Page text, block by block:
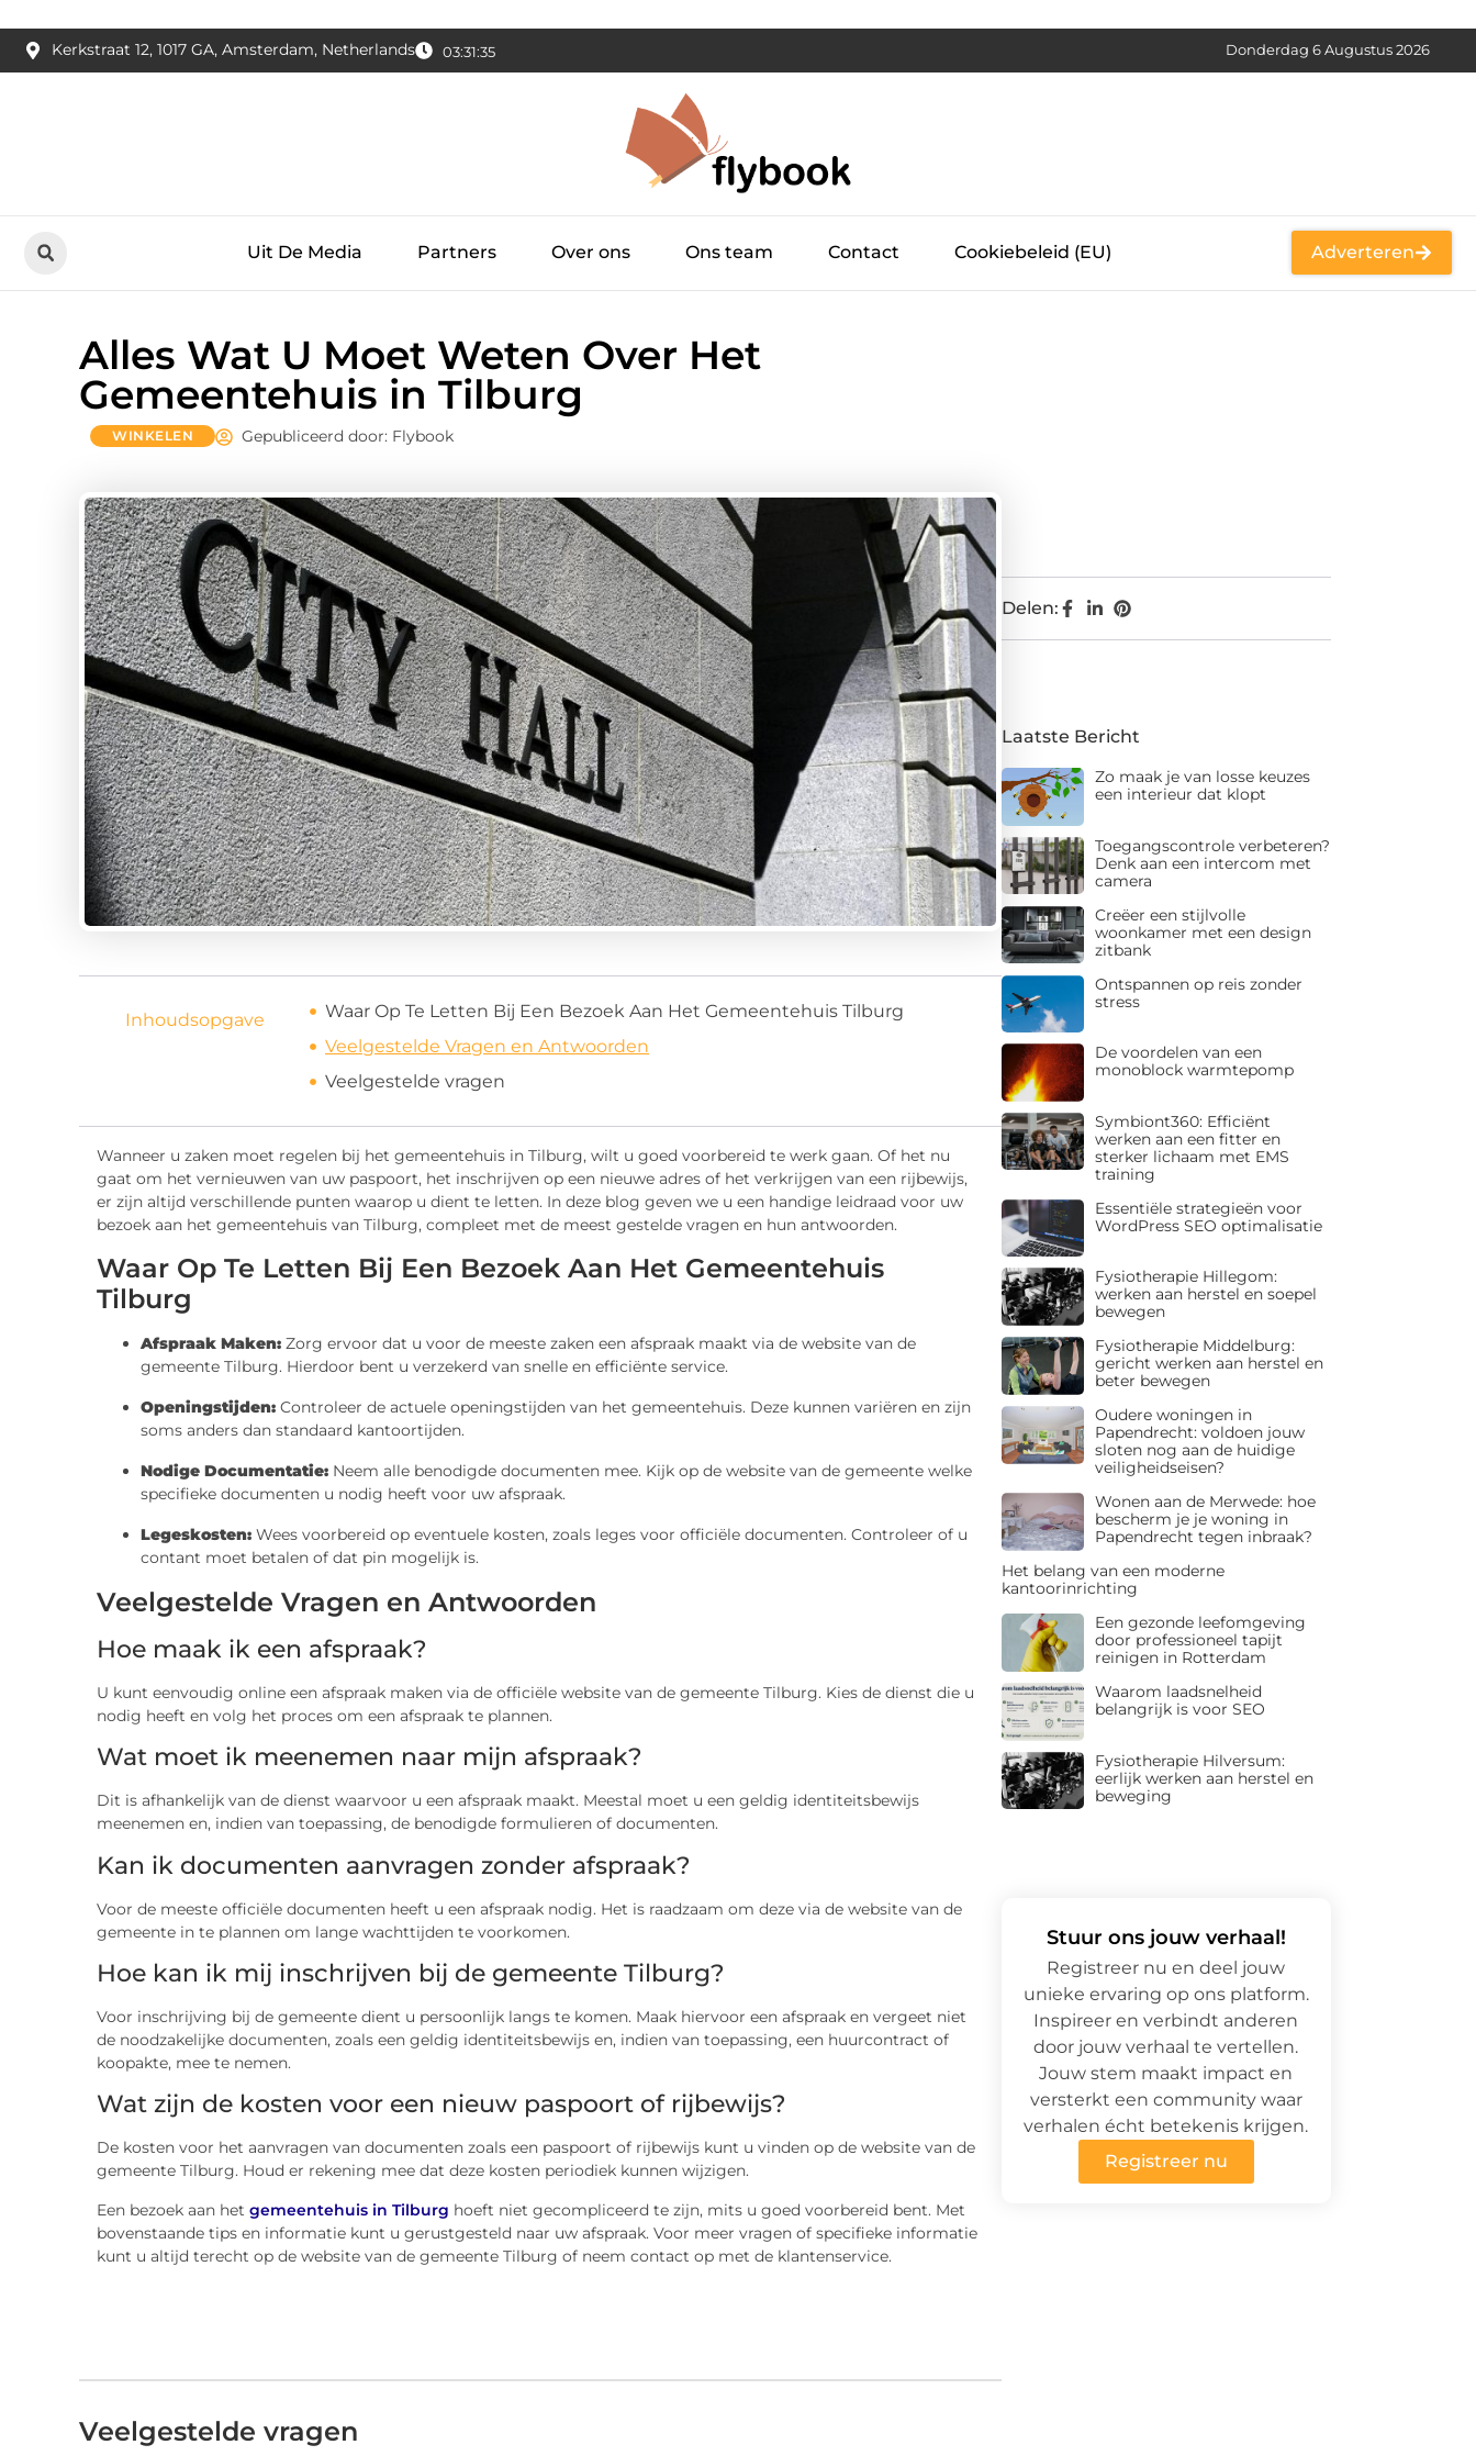
Alles Wat U Moet Weten Over Het
Gemeentehuis in Tilburg
WINKELEN Gepubliceerd door: Flybook
Inhoudsopgave
Waar Op Te Letten Bij Een Bezoek Aan Het Gemeentehuis Tilburg
Veelgestelde Vragen en Antwoorden
Veelgestelde vragen
Wanneer u zaken moet regelen bij het gemeentehuis in Tilburg, wilt u goed voorbereid te werk gaan. Of het nu
gaat om het vernieuwen van uw paspoort, het inschrijven op een nieuwe adres of het verkrijgen van een rijbewijs,
er zijn altijd verschillende punten waarop u dient te letten. In deze blog geven we u een handige leidraad voor uw
bezoek aan het gemeentehuis van Tilburg, compleet met de meest gestelde vragen en hun antwoorden.
Waar Op Te Letten Bij Een Bezoek Aan Het Gemeentehuis
Tilburg
Afspraak Maken: Zorg ervoor dat u voor de meeste zaken een afspraak maakt via de website van de
gemeente Tilburg. Hierdoor bent u verzekerd van snelle en efficiënte service.
Openingstijden: Controleer de actuele openingstijden van het gemeentehuis. Deze kunnen variëren en zijn
soms anders dan standaard kantoortijden.
Nodige Documentatie: Neem alle benodigde documenten mee. Kijk op de website van de gemeente welke
specifieke documenten u nodig heeft voor uw afspraak.
Legeskosten: Wees voorbereid op eventuele kosten, zoals leges voor officiële documenten. Controleer of u
contant moet betalen of dat pin mogelijk is.
Veelgestelde Vragen en Antwoorden
Hoe maak ik een afspraak?
U kunt eenvoudig online een afspraak maken via de officiële website van de gemeente Tilburg. Kies de dienst die u
nodig heeft en volg het proces om een afspraak te plannen.
Wat moet ik meenemen naar mijn afspraak?
Dit is afhankelijk van de dienst waarvoor u een afspraak maakt. Meestal moet u een geldig identiteitsbewijs
meenemen en, indien van toepassing, de benodigde formulieren of documenten.
Kan ik documenten aanvragen zonder afspraak?
Voor de meeste officiële documenten heeft u een afspraak nodig. Het is raadzaam om deze via de website van de
gemeente in te plannen om lange wachttijden te voorkomen.
Hoe kan ik mij inschrijven bij de gemeente Tilburg?
Voor inschrijving bij de gemeente dient u persoonlijk langs te komen. Maak hiervoor een afspraak en vergeet niet
de noodzakelijke documenten, zoals een geldig identiteitsbewijs en, indien van toepassing, een huurcontract of
koopakte, mee te nemen.
Wat zijn de kosten voor een nieuw paspoort of rijbewijs?
De kosten voor het aanvragen van documenten zoals een paspoort of rijbewijs kunt u vinden op de website van de
gemeente Tilburg. Houd er rekening mee dat deze kosten periodiek kunnen wijzigen.
Een bezoek aan het gemeentehuis in Tilburg hoeft niet gecompliceerd te zijn, mits u goed voorbereid bent. Met
bovenstaande tips en informatie kunt u gerustgesteld naar uw afspraak. Voor meer vragen of specifieke informatie
kunt u altijd terecht op de website van de gemeente Tilburg of neem contact op met de klantenservice.
Veelgestelde vragen
Delen:
Laatste Bericht
Zo maak je van losse keuzes
een interieur dat klopt
Toegangscontrole verbeteren?
Denk aan een intercom met
camera
Creëer een stijlvolle
woonkamer met een design
zitbank
Ontspannen op reis zonder
stress
De voordelen van een
monoblock warmtepomp
Symbiont360: Efficiënt
werken aan een fitter en
sterker lichaam met EMS
training
Essentiële strategieën voor
WordPress SEO optimalisatie
Fysiotherapie Hillegom:
werken aan herstel en soepel
bewegen
Fysiotherapie Middelburg:
gericht werken aan herstel en
beter bewegen
Oudere woningen in
Papendrecht: voldoen jouw
sloten nog aan de huidige
veiligheidseisen?
Wonen aan de Merwede: hoe
bescherm je je woning in
Papendrecht tegen inbraak?
Het belang van een moderne
kantoorinrichting
Een gezonde leefomgeving
door professioneel tapijt
reinigen in Rotterdam
Waarom laadsnelheid
belangrijk is voor SEO
Fysiotherapie Hilversum:
eerlijk werken aan herstel en
beweging
Stuur ons jouw verhaal!
Registreer nu en deel jouw
unieke ervaring op ons platform.
Inspireer en verbindt anderen
door jouw verhaal te vertellen.
Jouw stem maakt impact en
versterkt een community waar
verhalen écht betekenis krijgen.
Registreer nu